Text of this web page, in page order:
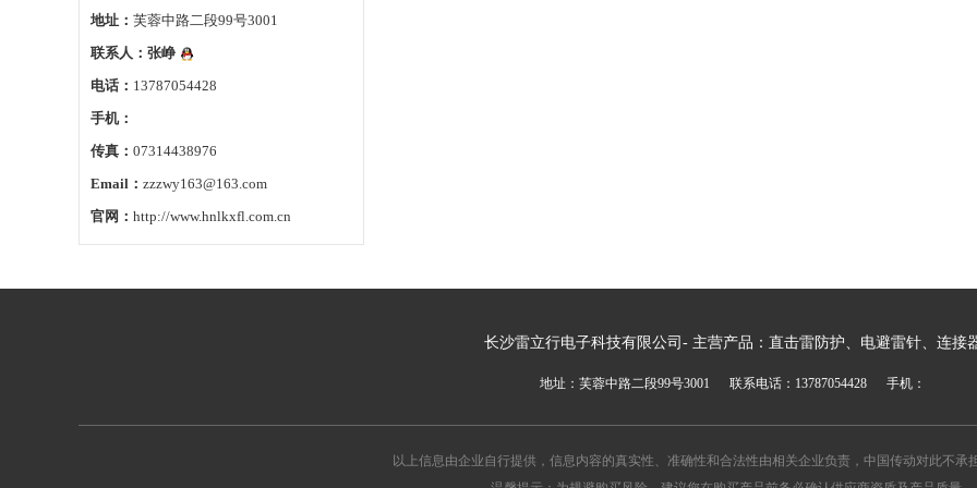
地址： 芙蓉中路二段99号3001
联系人： 张峥
电话： 13787054428
手机：
传真： 07314438976
Email： zzzwy163@163.com
官网： http://www.hnlkxfl.com.cn
长沙雷立行电子科技有限公司- 主营产品：直击雷防护、电避雷针、连接
地址：芙蓉中路二段99号3001 联系电话：13787054428 手机：
以上信息由企业自行提供，信息内容的真实性、准确性和合法性由相关企业负责，中国传动对此不承